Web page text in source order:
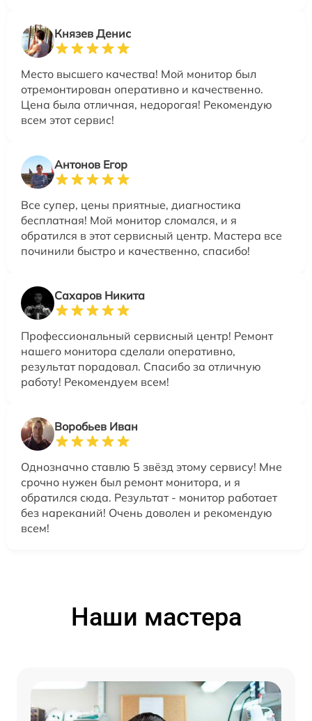
Князев Денис
Место высшего качества! Мой монитор был
отремонтирован оперативно и качественно.
Цена была отличная, недорогая! Рекомендую
всем этот сервис!
Антонов Егор
Все супер, цены приятные, диагностика
бесплатная! Мой монитор сломался, и я
обратился в этот сервисный центр. Мастера все
починили быстро и качественно, спасибо!
Сахаров Никита
Профессиональный сервисный центр! Ремонт
нашего монитора сделали оперативно,
результат порадовал. Спасибо за отличную
работу! Рекомендуем всем!
Воробьев Иван
Однозначно ставлю 5 звёзд этому сервису! Мне
срочно нужен был ремонт монитора, и я
обратился сюда. Результат - монитор работает
без нареканий! Очень доволен и рекомендую
всем!
Наши мастера